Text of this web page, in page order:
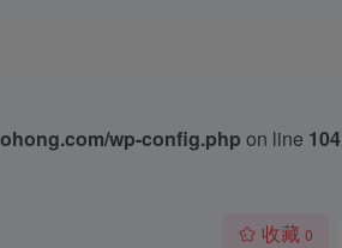
wp-config.php on line 104
收藏 0